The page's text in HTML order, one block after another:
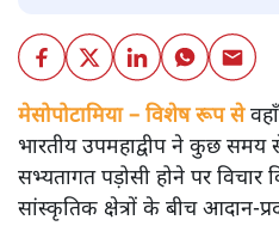
मेसोपोटामिया – विशेष रूप से
भारतीय उपमहाद्वीप ने कुछ समय
सभ्यतागत पड़ोसी होने पर विचार
सांस्कृतिक क्षेत्रों के बीच आदान-